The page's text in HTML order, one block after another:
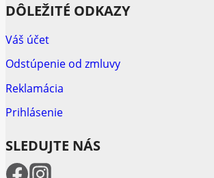
DÔLEŽITÉ ODKAZY
Váš účet
Odstúpenie od zmluvy
Reklamácia
Prihlásenie
SLEDUJTE NÁS